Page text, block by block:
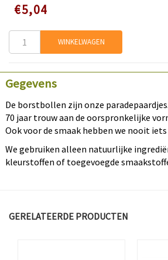
Speciale
prijs
€5,04
WINKELWAGEN
Gegevens
De borstbollen zijn onze
70 jaar trouw aan de oorspronkelijke
Ook voor de smaak hebben we nooit iets
We gebruiken alleen natuurlijke
kleurstoffen of toegevoegde
GERELATEERDE PRODUCTEN